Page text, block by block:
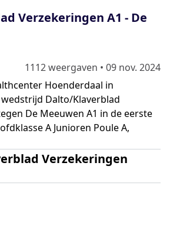
Verzekeringen A1 - De
1112 weergaven • 09 nov. 2024
Hoenderdaal in
Dalto/Klaverblad
De Meeuwen A1 in de eerste
A Junioren Poule A,
Verzekeringen